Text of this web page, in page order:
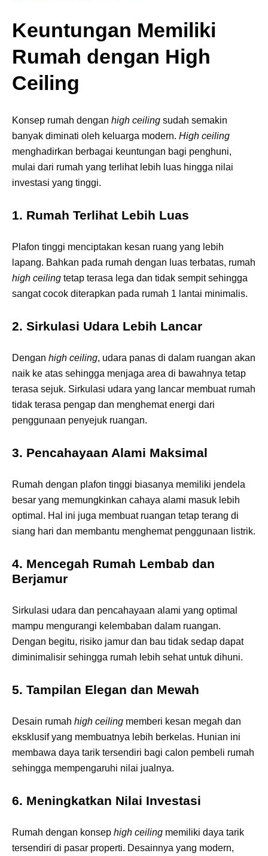
Keuntungan Memiliki
Rumah dengan High
Ceiling
Konsep rumah dengan high ceiling sudah semakin
banyak diminati oleh keluarga modern. High ceiling
menghadirkan berbagai keuntungan bagi penghuni,
mulai dari rumah yang terlihat lebih luas hingga nilai
investasi yang tinggi.
1. Rumah Terlihat Lebih Luas
Plafon tinggi menciptakan kesan ruang yang lebih
lapang. Bahkan pada rumah dengan luas terbatas, rumah
high ceiling tetap terasa lega dan tidak sempit sehingga
sangat cocok diterapkan pada rumah 1 lantai minimalis.
2. Sirkulasi Udara Lebih Lancar
Dengan high ceiling, udara panas di dalam ruangan akan
naik ke atas sehingga menjaga area di bawahnya tetap
terasa sejuk. Sirkulasi udara yang lancar membuat rumah
tidak terasa pengap dan menghemat energi dari
penggunaan penyejuk ruangan.
3. Pencahayaan Alami Maksimal
Rumah dengan plafon tinggi biasanya memiliki jendela
besar yang memungkinkan cahaya alami masuk lebih
optimal. Hal ini juga membuat ruangan tetap terang di
siang hari dan membantu menghemat penggunaan listrik.
4. Mencegah Rumah Lembab dan
Berjamur
Sirkulasi udara dan pencahayaan alami yang optimal
mampu mengurangi kelembaban dalam ruangan.
Dengan begitu, risiko jamur dan bau tidak sedap dapat
diminimalisir sehingga rumah lebih sehat untuk dihuni.
5. Tampilan Elegan dan Mewah
Desain rumah high ceiling memberi kesan megah dan
eksklusif yang membuatnya lebih berkelas. Hunian ini
membawa daya tarik tersendiri bagi calon pembeli rumah
sehingga mempengaruhi nilai jualnya.
6. Meningkatkan Nilai Investasi
Rumah dengan konsep high ceiling memiliki daya tarik
tersendiri di pasar properti. Desainnya yang modern,